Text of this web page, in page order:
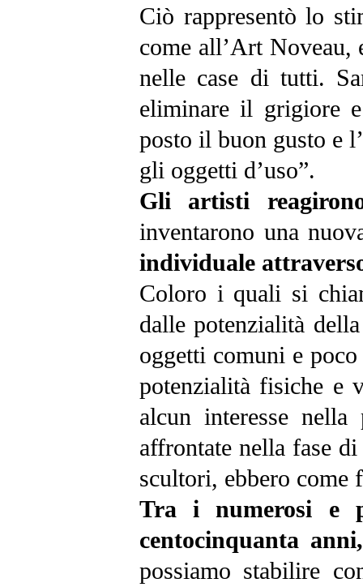
Ciò rappresentò lo
come all’Art Noveau,
nelle case di tutti.
eliminare il grigiore
posto il buon gusto e
gli oggetti d’uso”.
Gli artisti
inventarono una
individuale
Coloro i quali si
dalle potenzialità
oggetti comuni e
potenzialità fisiche e
alcun interesse
affrontate nella fase
scultori, ebbero come
Tra i numerosi e
centocinquanta
possiamo stabilire